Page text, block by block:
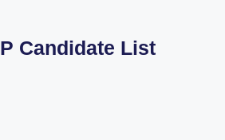
Candidate List